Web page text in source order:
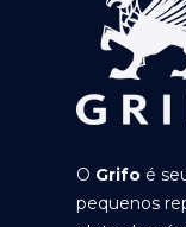
O Grifo é
pequenos